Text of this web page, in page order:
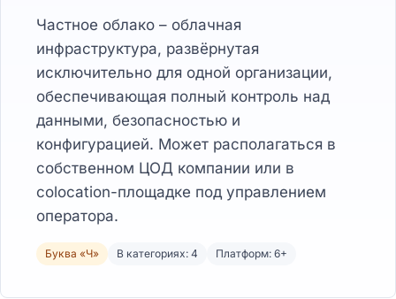
Частное облако – облачная
инфраструктура, развёрнутая
исключительно для одной организации,
обеспечивающая полный контроль над
данными, безопасностью и
конфигурацией. Может располагаться в
собственном ЦОД компании или в
colocation-площадке под управлением
оператора.
Буква «Ч» В категориях: 4 Платформ: 6+